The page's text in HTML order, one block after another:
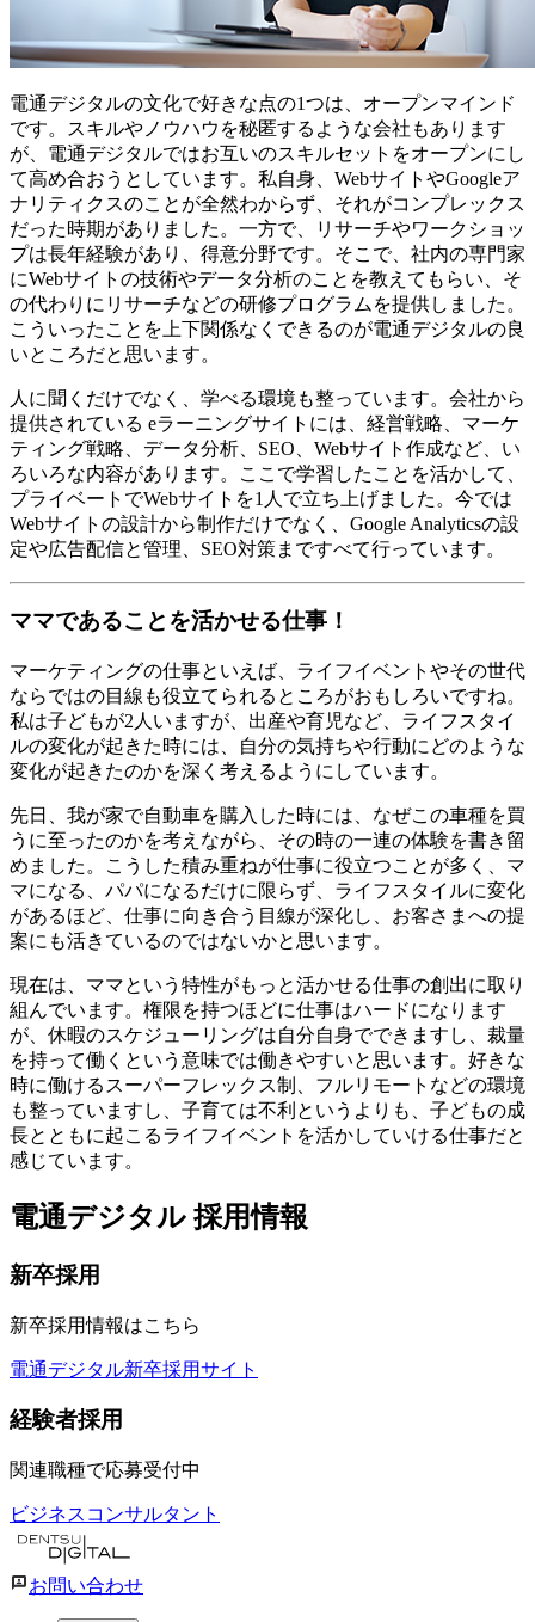
電通デジタルの文化で好きな点の1つは、オープンマインド
です。スキルやノウハウを秘匿するような会社もあります
が、電通デジタルではお互いのスキルセットをオープンにし
て高め合おうとしています。私自身、WebサイトやGoogleア
ナリティクスのことが全然わからず、それがコンプレックス
だった時期がありました。一方で、リサーチやワークショッ
プは長年経験があり、得意分野です。そこで、社内の専門家
にWebサイトの技術やデータ分析のことを教えてもらい、そ
の代わりにリサーチなどの研修プログラムを提供しました。
こういったことを上下関係なくできるのが電通デジタルの良
いところだと思います。
人に聞くだけでなく、学べる環境も整っています。会社から
提供されている eラーニングサイトには、経営戦略、マーケ
ティング戦略、データ分析、SEO、Webサイト作成など、い
ろいろな内容があります。ここで学習したことを活かして、
プライベートでWebサイトを1人で立ち上げました。今では
Webサイトの設計から制作だけでなく、Google Analyticsの設
定や広告配信と管理、SEO対策まですべて行っています。
ママであることを活かせる仕事！
マーケティングの仕事といえば、ライフイベントやその世代
ならではの目線も役立てられるところがおもしろいですね。
私は子どもが2人いますが、出産や育児など、ライフスタイ
ルの変化が起きた時には、自分の気持ちや行動にどのような
変化が起きたのかを深く考えるようにしています。
先日、我が家で自動車を購入した時には、なぜこの車種を買
うに至ったのかを考えながら、その時の一連の体験を書き留
めました。こうした積み重ねが仕事に役立つことが多く、マ
マになる、パパになるだけに限らず、ライフスタイルに変化
があるほど、仕事に向き合う目線が深化し、お客さまへの提
案にも活きているのではないかと思います。
現在は、ママという特性がもっと活かせる仕事の創出に取り
組んでいます。権限を持つほどに仕事はハードになります
が、休暇のスケジューリングは自分自身でできますし、裁量
を持って働くという意味では働きやすいと思います。好きな
時に働けるスーパーフレックス制、フルリモートなどの環境
も整っていますし、子育ては不利というよりも、子どもの成
長とともに起こるライフイベントを活かしていける仕事だと
感じています。
電通デジタル 採用情報
新卒採用
新卒採用情報はこちら
電通デジタル新卒採用サイト
経験者採用
関連職種で応募受付中
ビジネスコンサルタント
お問い合わせ